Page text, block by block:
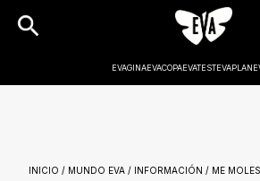
EVAGINAEVACOPAEVATESTEVAPLAN
INICIO / MUNDO EVA / INFORMACIÓN / ME